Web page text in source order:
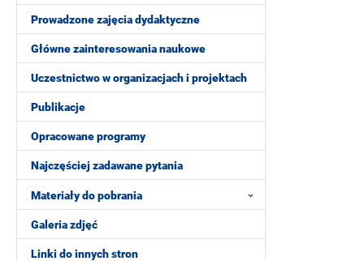
Prowadzone zajęcia dydaktyczne
Główne zainteresowania naukowe
Uczestnictwo w organizacjach i projektach
Publikacje
Opracowane programy
Najczęściej zadawane pytania
Materiały do pobrania
Galeria zdjęć
Linki do innych stron